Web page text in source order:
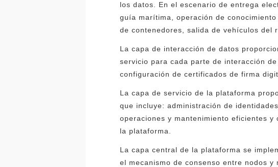
los datos. En el escenario de entrega
guía marítima, operación de
de contenedores, salida de vehículos del
La capa de interacción de datos
servicio para cada parte de interacción
configuración de certificados de firma
La capa de servicio de la plataforma
que incluye: administración de
operaciones y mantenimiento eficientes
la plataforma.
La capa central de la plataforma se
el mecanismo de consenso entre nodos